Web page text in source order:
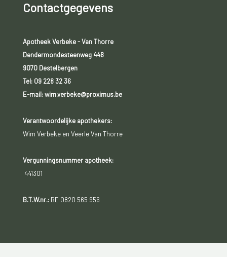
Contactgegevens
Apotheek Verbeke - Van Thorre
Dendermondesteenweg 448
9070 Destelbergen
Tel: 09 228 32 36
E-mail: wim.verbeke@proximus.be
Verantwoordelijke apothekers:
Wim Verbeke en Veerle Van Thorre
Vergunningsnummer apotheek:
441301
B.T.W.nr.:BE 0820 565 956